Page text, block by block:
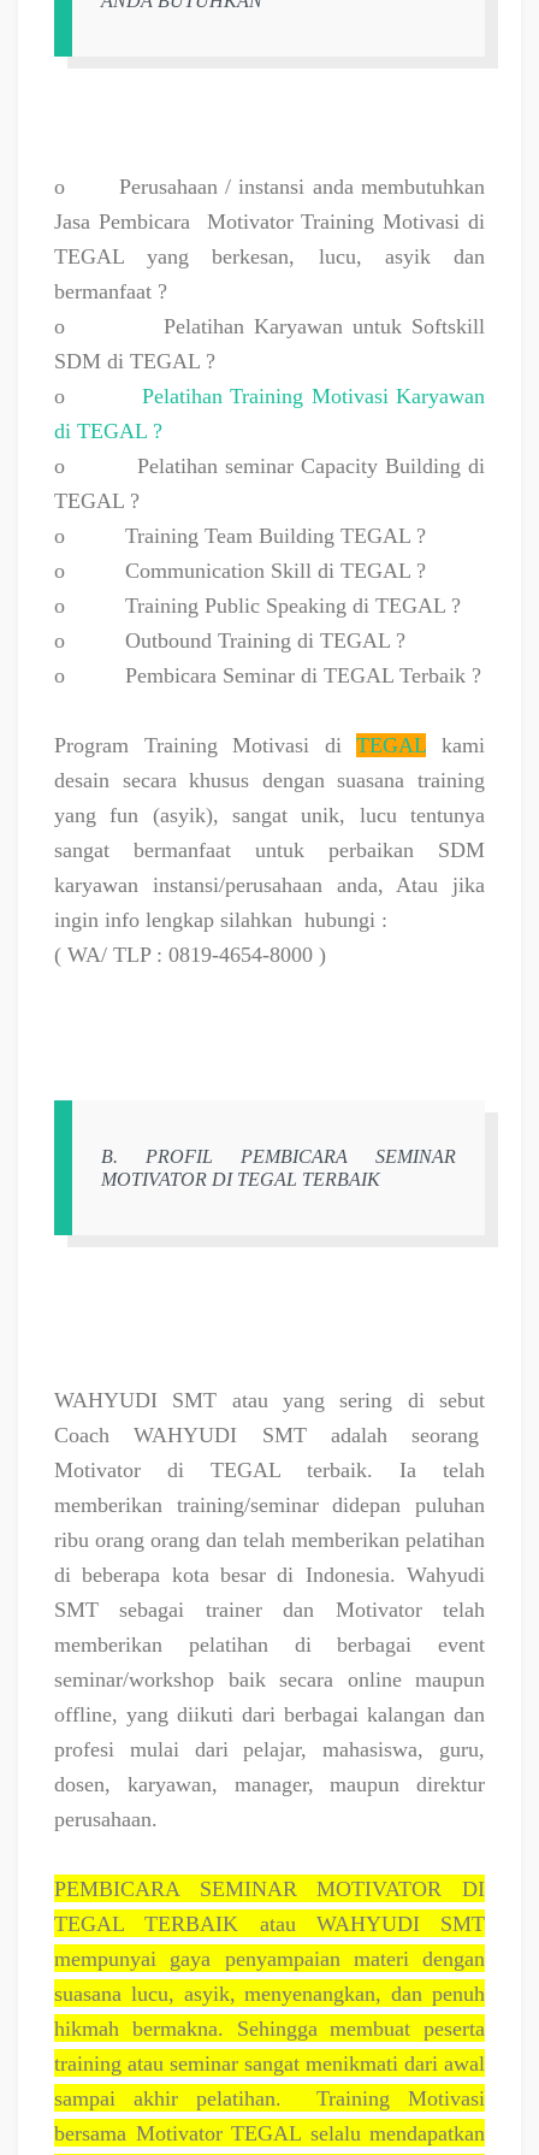
o
Perusahaan / instansi anda membutuhkan
Jasa Pembicara
Motivator Training Motivasi di
TEGAL yang berkesan, lucu, asyik dan
bermanfaat ?
o
Pelatihan Karyawan untuk Softskill
SDM di TEGAL ?
o
Pelatihan Training Motivasi Karyawan
di TEGAL ?
o
Pelatihan seminar Capacity Building di
TEGAL ?
o
Training Team Building TEGAL ?
o
Communication Skill di TEGAL ?
o
Training Public Speaking di TEGAL ?
o
Outbound Training di TEGAL ?
o
Pembicara Seminar di TEGAL Terbaik ?
Program Training Motivasi diTEGAL kami
desain secara khusus dengan suasana training
yang fun (asyik), sangat unik, lucu tentunya
sangat bermanfaat untuk perbaikan SDM
karyawan instansi/perusahaan anda, Atau jika
ingin info lengkap silahkan hubungi :
( WA/ TLP : 0819-4654-8000 )
B. PROFIL PEMBICARA SEMINAR
MOTIVATOR DI TEGAL TERBAIK
WAHYUDI SMT atau yang sering di sebut
Coach WAHYUDI SMT adalah seorang
Motivator di TEGAL terbaik. Ia telah
memberikan training/seminar didepan puluhan
ribu orang orang dan telah memberikan pelatihan
di beberapa kota besar di Indonesia. Wahyudi
SMT sebagai trainer dan Motivator telah
memberikan pelatihan di berbagai event
seminar/workshop baik secara online maupun
offline, yang diikuti dari berbagai kalangan dan
profesi mulai dari pelajar, mahasiswa, guru,
dosen, karyawan, manager, maupun direktur
perusahaan.
PEMBICARA SEMINAR MOTIVATOR DI
TEGAL TERBAIK atau WAHYUDI SMT
mempunyai gaya penyampaian materi dengan
suasana lucu, asyik, menyenangkan, dan penuh
hikmah bermakna. Sehingga membuat peserta
training atau seminar sangat menikmati dari awal
sampai akhir pelatihan.
Training Motivasi
bersama Motivator TEGAL selalu mendapatkan